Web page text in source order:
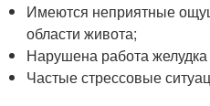
Имеются неприятные
области живота;
Нарушена работа
Частые стрессовые